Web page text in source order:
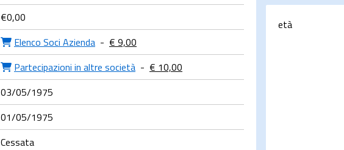
€0,00
Elenco Soci Azienda - € 9,00
Partecipazioni in altre società - € 10,00
03/05/1975
01/05/1975
Cessata
età